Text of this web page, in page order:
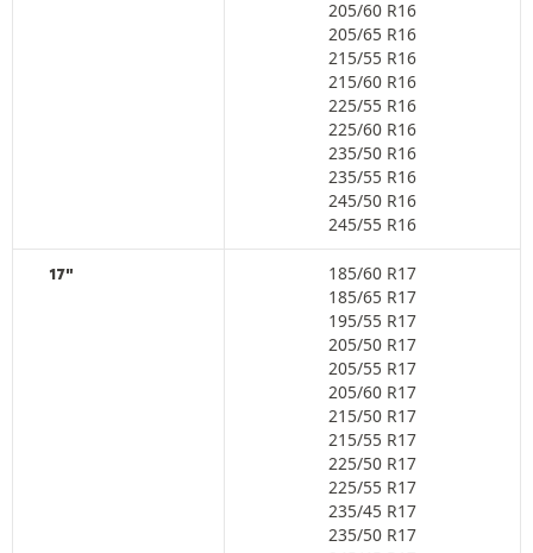
205/60 R16
205/65 R16
215/55 R16
215/60 R16
225/55 R16
225/60 R16
235/50 R16
235/55 R16
245/50 R16
245/55 R16
17"
185/60 R17
185/65 R17
195/55 R17
205/50 R17
205/55 R17
205/60 R17
215/50 R17
215/55 R17
225/50 R17
225/55 R17
235/45 R17
235/50 R17